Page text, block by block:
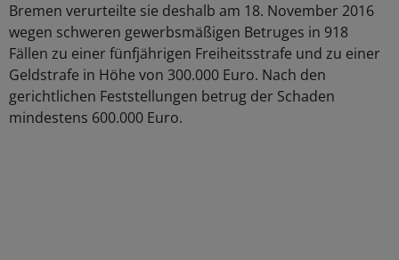
Bremen verurteilte sie deshalb am 18. November 2016
wegen schweren gewerbsmäßigen Betruges in 918
Fällen zu einer fünfjährigen Freiheitsstrafe und zu einer
Geldstrafe in Höhe von 300.000 Euro. Nach den
gerichtlichen Feststellungen betrug der Schaden
mindestens 600.000 Euro.